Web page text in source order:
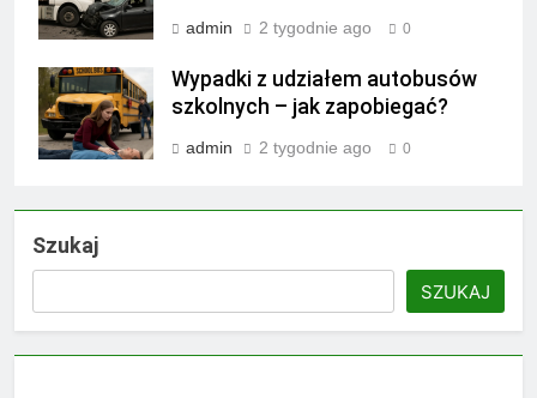
admin 2 tygodnie ago 0
Wypadki z udziałem autobusów
szkolnych – jak zapobiegać?
admin 2 tygodnie ago 0
Szukaj
SZUKAJ